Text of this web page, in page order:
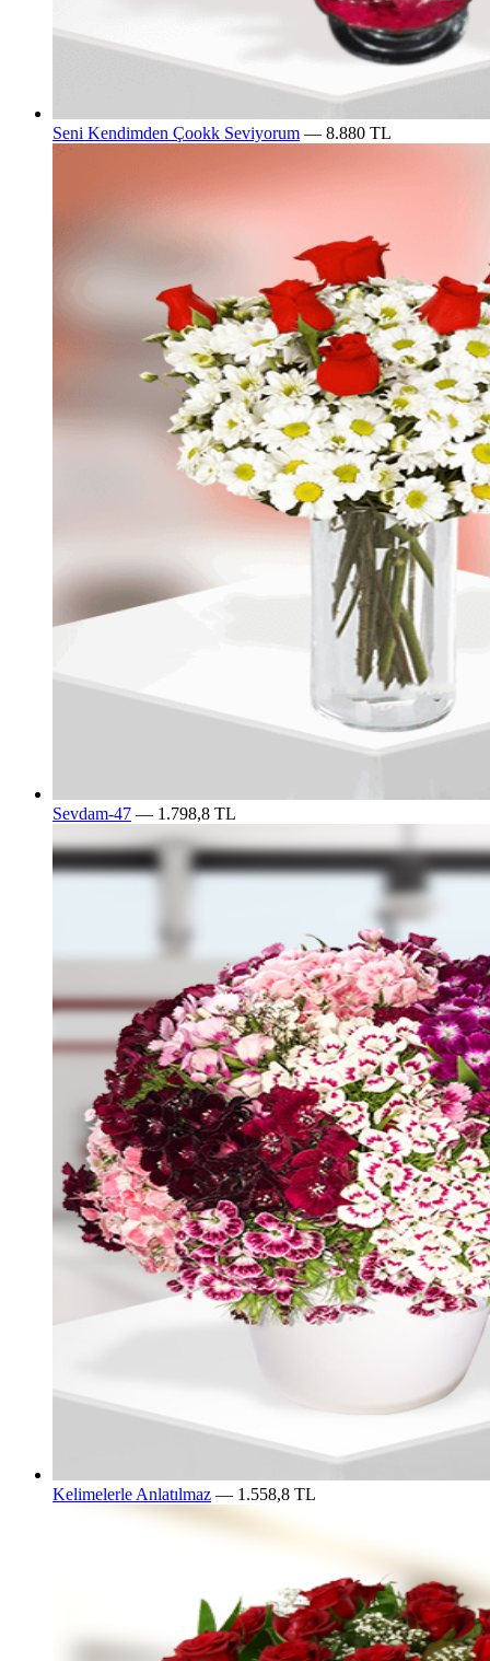
Seni Kendimden Çookk Seviyorum — 8.880 TL
Sevdam-47 — 1.798,8 TL
Kelimelerle Anlatılmaz — 1.558,8 TL